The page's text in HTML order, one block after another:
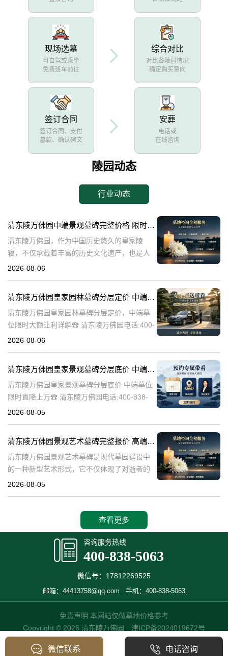
现场选墓
可自驾或乘坐
免费班车前往
综合对比
对比各陵园情况
确定购买意向
签订合同
签订合同、支付
墓款、确认碑文
安葬
电话或
在线咨询
陵园动态
行业动态
清东陵万佛园中端景观墓碑完整价格 限时减免多年管理费详解
清东陵万佛园，作为中国历史悠久的皇家陵
寝，不仅承载着丰富的历史文化遗产，也是人
们缅怀先人、寄托哀思的重要场所。近年来，
清
2026-08-06
清东陵万佛园皇家园林墓碑分层定价 中端墓位限时大额让利详解
清东陵万佛园皇家园林墓碑分层定价，中端墓
位限时大额让利详解☎ 清东陵万佛园电话:400-
838-5063清东陵万佛园，作为中国历史上著名
2026-08-06
清东陵万佛园皇家景观墓碑分层底价 中端墓位限时直降上万
清东陵万佛园皇家景观墓碑分层底价 中端墓位
限时直降上万☎ 清东陵万佛园电话:400-838-
5063清东陵万佛园，作为中国历史上著名的皇
2026-08-05
清东陵万佛园景观艺术墓碑完整报价 高端墓型大额直降活动详解
清东陵万佛园景观艺术墓碑是现代墓园建设中
的一种新型艺术形式，它不仅体现了对逝者的
尊重和缅怀，更是一种文化艺术的传承。本文
2026-08-05
查看更多
咨询服务热线
400-838-5063
微信号：17812269525
邮箱：44413758@qq.com 手机：400-838-5063
免责声明:本网站仅做墓地价格参考
Copyright © 2026 清东陵万佛园 津ICP备2024019672号
微信联系 电话咨询